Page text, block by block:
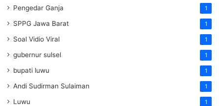
Pengedar Ganja 1
SPPG Jawa Barat 1
Soal Vidio Viral 1
gubernur sulsel 1
bupati luwu 1
Andi Sudirman Sulaiman 1
Luwu 1